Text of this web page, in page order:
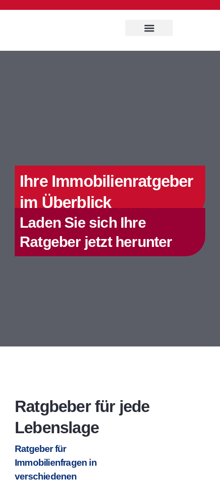
Ihre Immobilienratgeber
im Überblick
Laden Sie sich Ihre
Ratgeber jetzt herunter
Ratgbeber für jede
Lebenslage
Ratgeber für
Immobilienfragen in
verschiedenen